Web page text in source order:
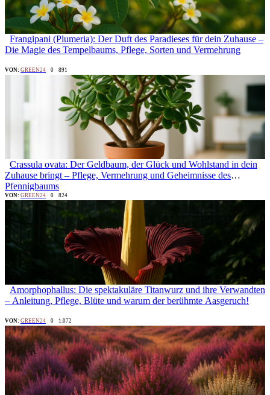
Frangipani (Plumeria): Der Duft des Paradieses für dein Zuhause –
Die Magie des Tempelbaums, Pflege, Sorten und Vermehrung
VON: GREEN24 0 891
Crassula ovata: Der Geldbaum, der Glück und Wohlstand in dein
Zuhause bringt – Pflege, Vermehrung und Geheimnisse des
Pfennigbaums
VON: GREEN24 0 824
Amorphophallus: Die spektakuläre Titanwurz und ihre Verwandten
– Anleitung, Pflege, Blüte und warum der berühmte Aasgeruch!
VON: GREEN24 0 1.072